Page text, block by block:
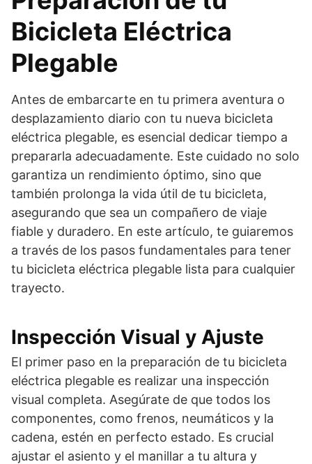
Bicicleta Eléctrica
Plegable
Antes de embarcarte en tu primera aventura o
desplazamiento diario con tu nueva bicicleta
eléctrica plegable, es esencial dedicar tiempo a
prepararla adecuadamente. Este cuidado no solo
garantiza un rendimiento óptimo, sino que
también prolonga la vida útil de tu bicicleta,
asegurando que sea un compañero de viaje
fiable y duradero. En este artículo, te guiaremos
a través de los pasos fundamentales para tener
tu bicicleta eléctrica plegable lista para cualquier
trayecto.
Inspección Visual y Ajuste
El primer paso en la preparación de tu bicicleta
eléctrica plegable es realizar una inspección
visual completa. Asegúrate de que todos los
componentes, como frenos, neumáticos y la
cadena, estén en perfecto estado. Es crucial
ajustar el asiento y el manillar a tu altura y